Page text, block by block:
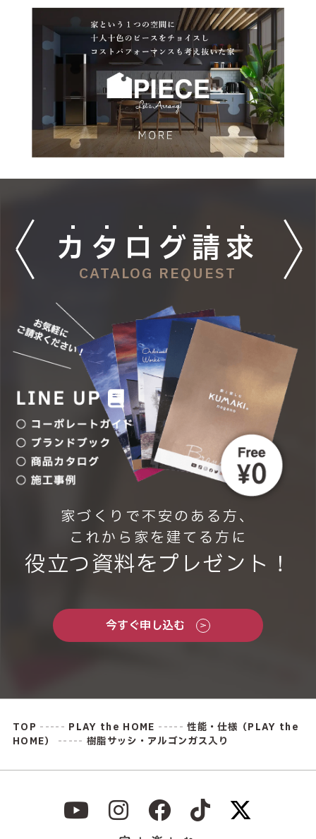
カ タ ロ グ請求
CATALOG REQUEST
家づくりで不安のある方、
これから家を建てる方に
役立つ資料をプレゼント！
今すぐ申し込む
TOP ----- PLAY the HOME -----性能・仕様（PLAY the
HOME）
-----樹脂サッシ・アルゴンガス入り